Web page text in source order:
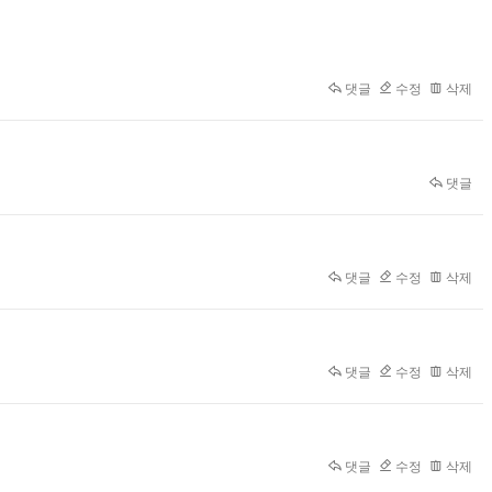
댓글 수정 삭제
댓글
댓글 수정 삭제
댓글 수정 삭제
댓글 수정 삭제